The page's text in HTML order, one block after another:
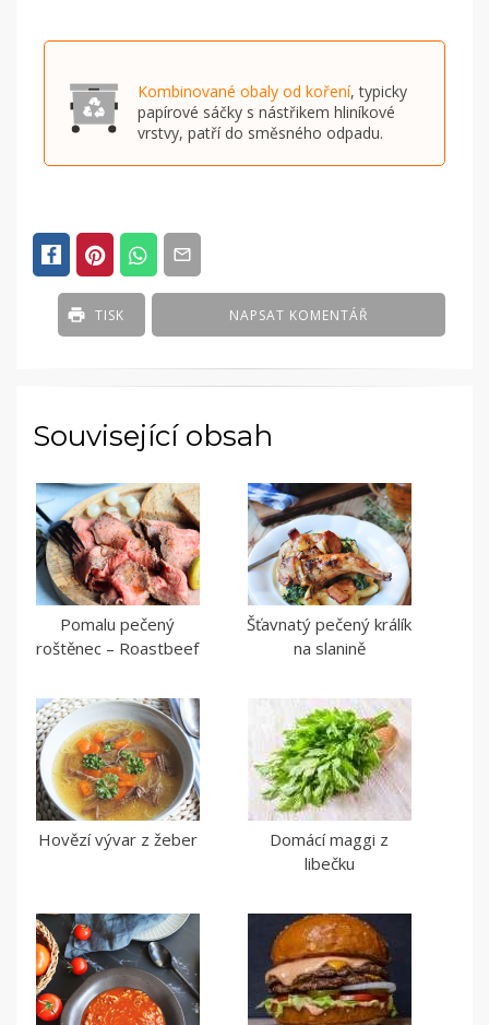
Kombinované obaly od koření, typicky
papírové sáčky s nástřikem hliníkové
vrstvy, patří do směsného odpadu.
NAPSAT KOMENTÁŘ
TISK
Související obsah
Pomalu pečený
roštěnec – Roastbeef
Šťavnatý pečený králík
na slanině
Hovězí vývar z žeber
Domácí maggi z
libečku